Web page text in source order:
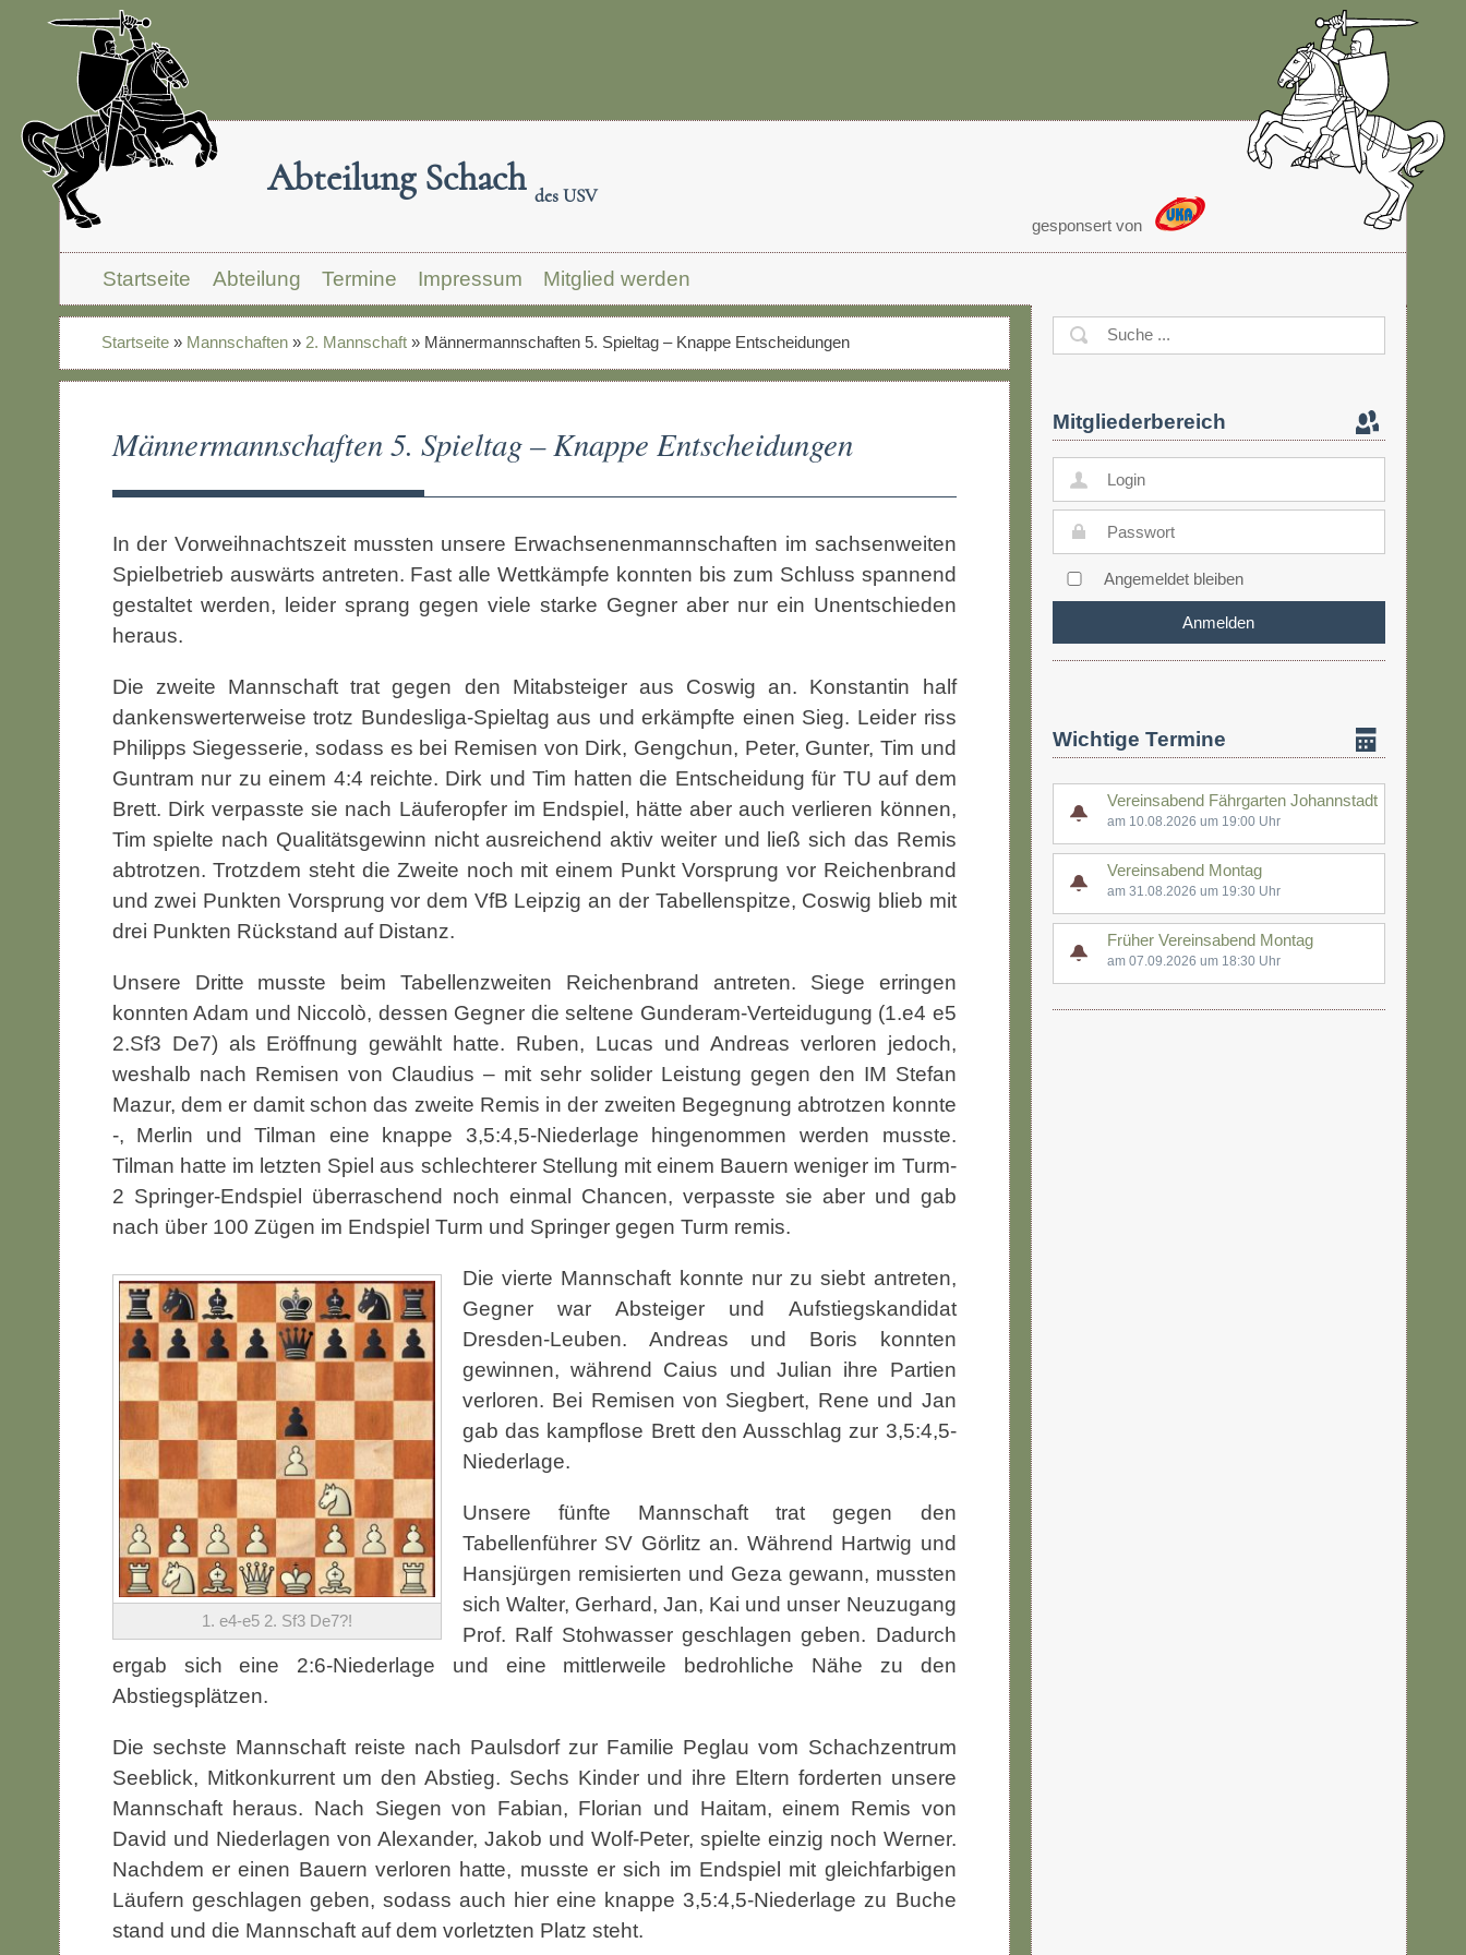
Abteilung Schach des USV
gesponsert von
Startseite Abteilung Termine Impressum Mitglied werden
Startseite » Mannschaften » 2. Mannschaft » Männermannschaften 5. Spieltag – Knappe Entscheidungen
Männermannschaften 5. Spieltag – Knappe Entscheidungen
In der Vorweihnachtszeit mussten unsere Erwachsenenmannschaften im sachsenweiten
Spielbetrieb auswärts antreten. Fast alle Wettkämpfe konnten bis zum Schluss spannend
gestaltet werden, leider sprang gegen viele starke Gegner aber nur ein Unentschieden
heraus.
Die zweite Mannschaft trat gegen den Mitabsteiger aus Coswig an. Konstantin half
dankenswerterweise trotz Bundesliga-Spieltag aus und erkämpfte einen Sieg. Leider riss
Philipps Siegesserie, sodass es bei Remisen von Dirk, Gengchun, Peter, Gunter, Tim und
Guntram nur zu einem 4:4 reichte. Dirk und Tim hatten die Entscheidung für TU auf dem
Brett. Dirk verpasste sie nach Läuferopfer im Endspiel, hätte aber auch verlieren können,
Tim spielte nach Qualitätsgewinn nicht ausreichend aktiv weiter und ließ sich das Remis
abtrotzen. Trotzdem steht die Zweite noch mit einem Punkt Vorsprung vor Reichenbrand
und zwei Punkten Vorsprung vor dem VfB Leipzig an der Tabellenspitze, Coswig blieb mit
drei Punkten Rückstand auf Distanz.
Unsere Dritte musste beim Tabellenzweiten Reichenbrand antreten. Siege erringen
konnten Adam und Niccolò, dessen Gegner die seltene Gunderam-Verteidugung (1.e4 e5
2.Sf3 De7) als Eröffnung gewählt hatte. Ruben, Lucas und Andreas verloren jedoch,
weshalb nach Remisen von Claudius – mit sehr solider Leistung gegen den IM Stefan
Mazur, dem er damit schon das zweite Remis in der zweiten Begegnung abtrotzen konnte
-, Merlin und Tilman eine knappe 3,5:4,5-Niederlage hingenommen werden musste.
Tilman hatte im letzten Spiel aus schlechterer Stellung mit einem Bauern weniger im Turm-
2 Springer-Endspiel überraschend noch einmal Chancen, verpasste sie aber und gab
nach über 100 Zügen im Endspiel Turm und Springer gegen Turm remis.
1. e4-e5 2. Sf3 De7?!
Die vierte Mannschaft konnte nur zu siebt antreten,
Gegner war Absteiger und Aufstiegskandidat
Dresden-Leuben. Andreas und Boris konnten
gewinnen, während Caius und Julian ihre Partien
verloren. Bei Remisen von Siegbert, Rene und Jan
gab das kampflose Brett den Ausschlag zur 3,5:4,5-
Niederlage.
Unsere fünfte Mannschaft trat gegen den
Tabellenführer SV Görlitz an. Während Hartwig und
Hansjürgen remisierten und Geza gewann, mussten
sich Walter, Gerhard, Jan, Kai und unser Neuzugang
Prof. Ralf Stohwasser geschlagen geben. Dadurch
ergab sich eine 2:6-Niederlage und eine mittlerweile bedrohliche Nähe zu den
Abstiegsplätzen.
Die sechste Mannschaft reiste nach Paulsdorf zur Familie Peglau vom Schachzentrum
Seeblick, Mitkonkurrent um den Abstieg. Sechs Kinder und ihre Eltern forderten unsere
Mannschaft heraus. Nach Siegen von Fabian, Florian und Haitam, einem Remis von
David und Niederlagen von Alexander, Jakob und Wolf-Peter, spielte einzig noch Werner.
Nachdem er einen Bauern verloren hatte, musste er sich im Endspiel mit gleichfarbigen
Läufern geschlagen geben, sodass auch hier eine knappe 3,5:4,5-Niederlage zu Buche
stand und die Mannschaft auf dem vorletzten Platz steht.
Mitgliederbereich
Angemeldet bleiben
Wichtige Termine
Vereinsabend Fährgarten Johannstadt
am 10.08.2026 um 19:00 Uhr
Vereinsabend Montag
am 31.08.2026 um 19:30 Uhr
Früher Vereinsabend Montag
am 07.09.2026 um 18:30 Uhr